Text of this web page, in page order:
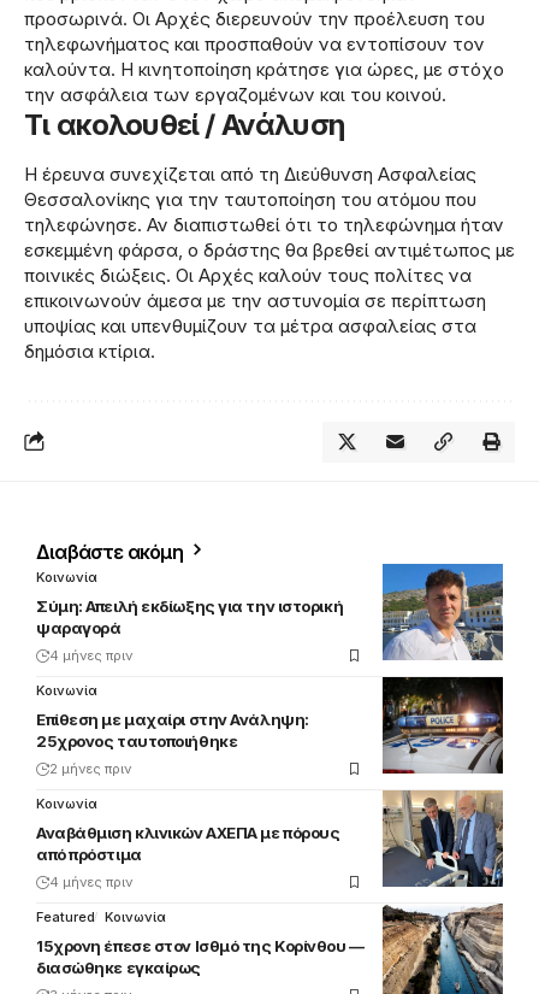
προσωρινά. Οι Αρχές διερευνούν την προέλευση του
τηλεφωνήματος και προσπαθούν να εντοπίσουν τον
καλούντα. Η κινητοποίηση κράτησε για ώρες, με στόχο
την ασφάλεια των εργαζομένων και του κοινού.
Τι ακολουθεί / Ανάλυση
Η έρευνα συνεχίζεται από τη Διεύθυνση Ασφαλείας
Θεσσαλονίκης για την ταυτοποίηση του ατόμου που
τηλεφώνησε. Αν διαπιστωθεί ότι το τηλεφώνημα ήταν
εσκεμμένη φάρσα, ο δράστης θα βρεθεί αντιμέτωπος με
ποινικές διώξεις. Οι Αρχές καλούν τους πολίτες να
επικοινωνούν άμεσα με την αστυνομία σε περίπτωση
υποψίας και υπενθυμίζουν τα μέτρα ασφαλείας στα
δημόσια κτίρια.
Διαβάστε ακόμη
Κοινωνία
Σύμη: Απειλή εκδίωξης για την ιστορική
ψαραγορά
4 μήνες πριν
Κοινωνία
Επίθεση με μαχαίρι στην Ανάληψη:
25χρονος ταυτοποιήθηκε
2 μήνες πριν
Κοινωνία
Αναβάθμιση κλινικών ΑΧΕΠΑ με πόρους
από πρόστιμα
4 μήνες πριν
Featured Κοινωνία
15χρονη έπεσε στον Ισθμό της Κορίνθου —
διασώθηκε εγκαίρως